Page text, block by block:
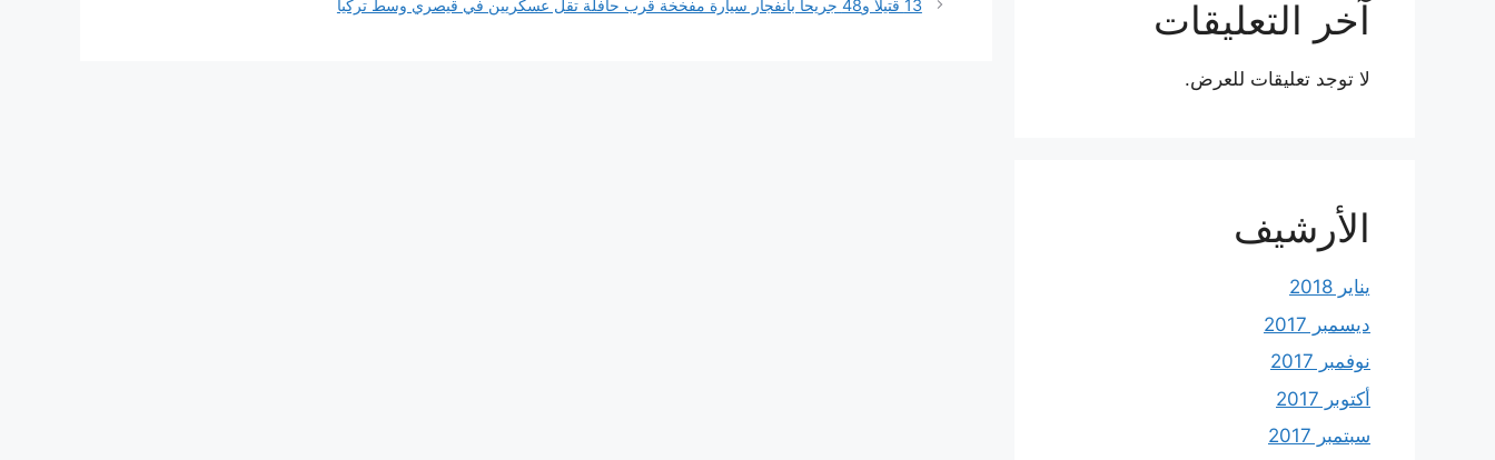
13 قتيلاً و48 جريحاً بانفجار سيارة مفخخة قرب حافلة تقل عسكريين في قيصري وسط تركيا
آخر التعليقات
لا توجد تعليقات للعرض.
الأرشيف
يناير 2018
ديسمبر 2017
نوفمبر 2017
أكتوبر 2017
سبتمبر 2017